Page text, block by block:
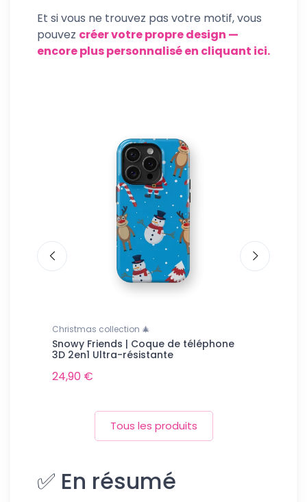
Et si vous ne trouvez pas votre motif, vous
pouvez créer votre propre design —
encore plus personnalisé en cliquant ici.
Christmas collection 🎄
Snowy Friends | Coque de téléphone
3D 2en1 Ultra-résistante
24,90 €
Tous les produits
✅ En résumé